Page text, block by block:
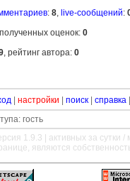
: 8, live-сообщений:
оценок: 0
, рейтинг автора: 0
настройки поиск справка
гость
1.9.3 | активных за сутки /
являются
———————————